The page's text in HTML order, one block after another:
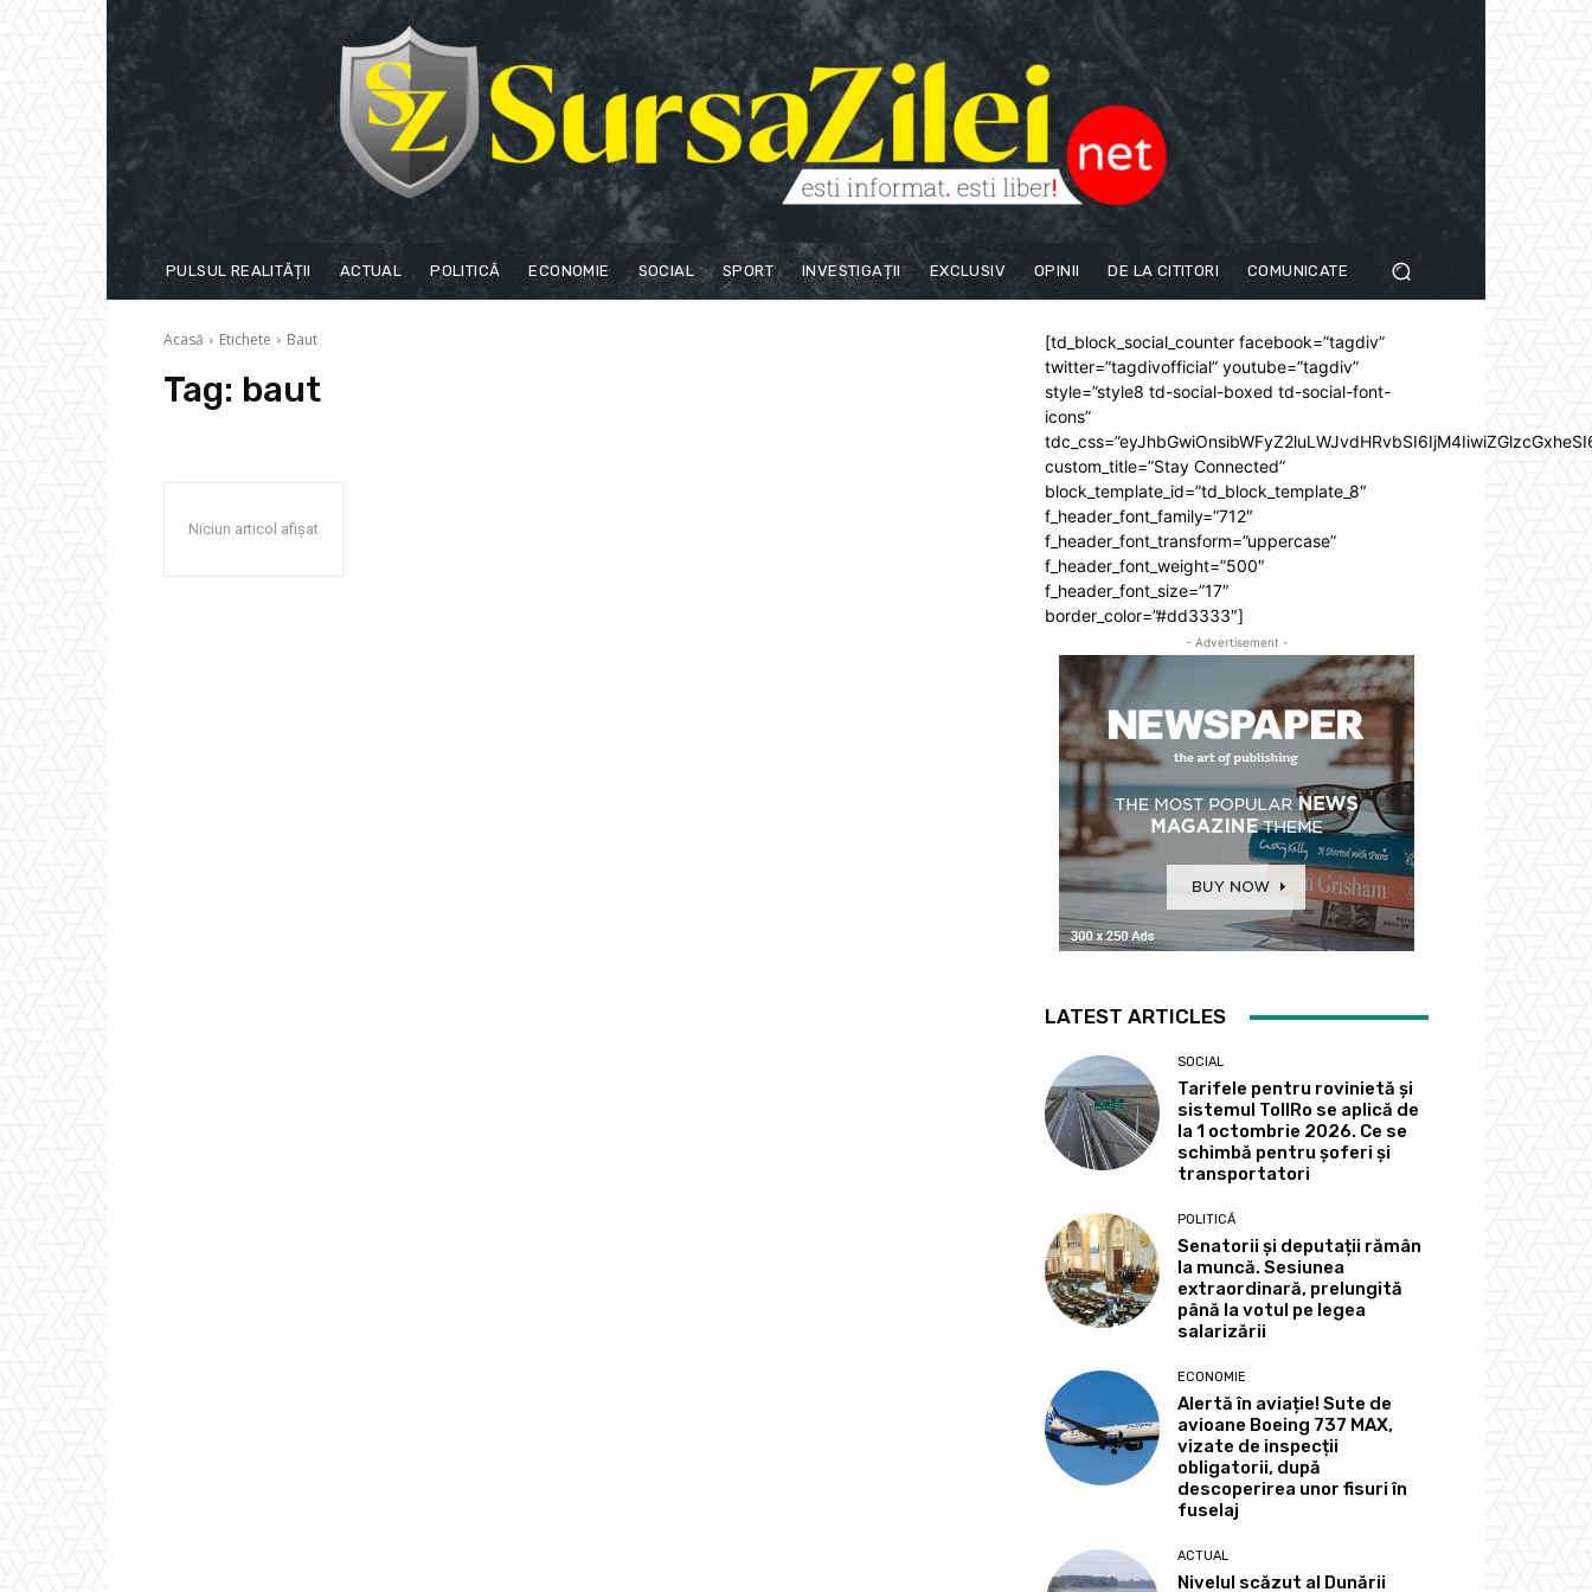
PULSUL REALITĂȚII ACTUAL POLITICĂ ECONOMIE SOCIAL SPORT INVESTIGAȚII EXCLUSIV OPINII DE LA CITITORI COMUNICATE
Acasă Etichete Baut
Tag: baut
Niciun articol afișat
[td_block_social_counter facebook=”tagdiv”
twitter=”tagdivofficial” youtube=”tagdiv”
style=”style8 td-social-boxed td-social-font-
icons”
custom_title=”Stay Connected”
block_template_id=”td_block_template_8″
f_header_font_family=”712″
f_header_font_transform=”uppercase”
f_header_font_weight=”500″
f_header_font_size=”17″
border_color=”#dd3333″]
- Advertisement -
LATEST ARTICLES
SOCIAL
Tarifele pentru rovinietă și
sistemul TollRo se aplică de
la 1 octombrie 2026. Ce se
schimbă pentru șoferi și
transportatori
POLITICĂ
Senatorii și deputații rămân
la muncă. Sesiunea
extraordinară, prelungită
până la votul pe legea
salarizării
ECONOMIE
Alertă în aviație! Sute de
avioane Boeing 737 MAX,
vizate de inspecții
obligatorii, după
descoperirea unor fisuri în
fuselaj
ACTUAL
Nivelul scăzut al Dunării